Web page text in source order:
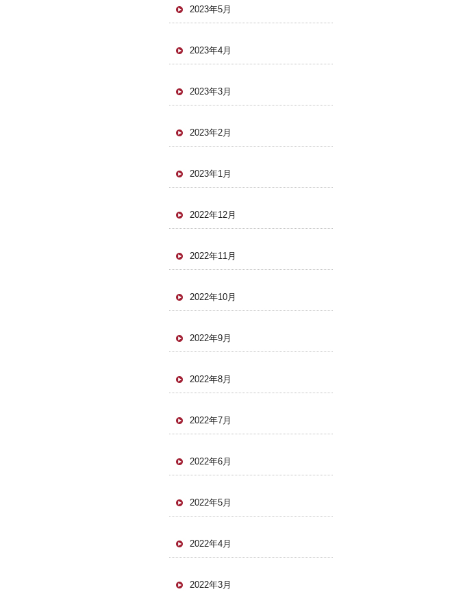
2023年5月
2023年4月
2023年3月
2023年2月
2023年1月
2022年12月
2022年11月
2022年10月
2022年9月
2022年8月
2022年7月
2022年6月
2022年5月
2022年4月
2022年3月